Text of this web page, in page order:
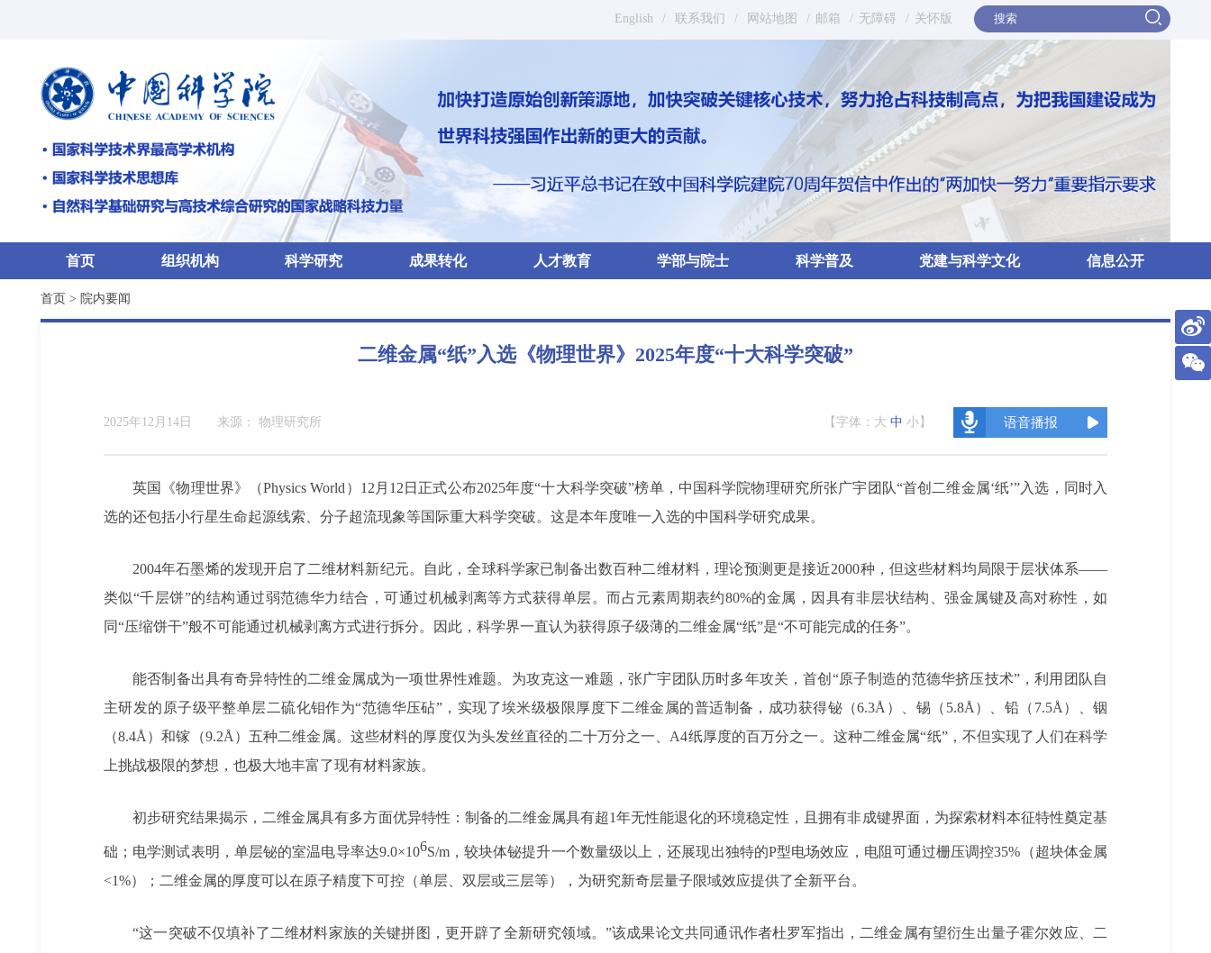
English / 联系我们 / 网站地图 / 邮箱 / 无障碍 / 关怀版
首页 组织机构 科学研究 成果转化 人才教育 学部与院士 科学普及 党建与科学文化 信息公开
首页 > 院内要闻
二维金属“纸”入选《物理世界》2025年度“十大科学突破”
2025年12月14日 来源： 物理研究所 【字体： 大 中 小 】 语音播报
英国《物理世界》（Physics World）12月12日正式公布2025年度“十大科学突破”榜单，中国科学院物理研究所张广宇团队“首创二维金属‘纸’”入选，同时入
选的还包括小行星生命起源线索、分子超流现象等国际重大科学突破。这是本年度唯一入选的中国科学研究成果。
2004年石墨烯的发现开启了二维材料新纪元。自此，全球科学家已制备出数百种二维材料，理论预测更是接近2000种，但这些材料均局限于层状体系——
类似“千层饼”的结构通过弱范德华力结合，可通过机械剥离等方式获得单层。而占元素周期表约80%的金属，因具有非层状结构、强金属键及高对称性，如
同“压缩饼干”般不可能通过机械剥离方式进行拆分。因此，科学界一直认为获得原子级薄的二维金属“纸”是“不可能完成的任务”。
能否制备出具有奇异特性的二维金属成为一项世界性难题。为攻克这一难题，张广宇团队历时多年攻关，首创“原子制造的范德华挤压技术”，利用团队自
主研发的原子级平整单层二硫化钼作为“范德华压砧”，实现了埃米级极限厚度下二维金属的普适制备，成功获得铋（6.3Å）、锡（5.8Å）、铅（7.5Å）、铟
（8.4Å）和镓（9.2Å）五种二维金属。这些材料的厚度仅为头发丝直径的二十万分之一、A4纸厚度的百万分之一。这种二维金属“纸”，不但实现了人们在科学
上挑战极限的梦想，也极大地丰富了现有材料家族。
初步研究结果揭示，二维金属具有多方面优异特性：制备的二维金属具有超1年无性能退化的环境稳定性，且拥有非成键界面，为探索材料本征特性奠定基
础；电学测试表明，单层铋的室温电导率达9.0×106S/m，较块体铋提升一个数量级以上，还展现出独特的P型电场效应，电阻可通过栅压调控35%（超块体金属
<1%）；二维金属的厚度可以在原子精度下可控（单层、双层或三层等），为研究新奇层量子限域效应提供了全新平台。
“这一突破不仅填补了二维材料家族的关键拼图，更开辟了全新研究领域。”该成果论文共同通讯作者杜罗军指出，二维金属有望衍生出量子霍尔效应、二